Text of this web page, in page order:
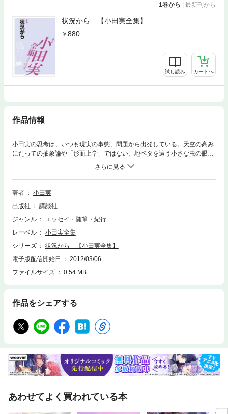
1巻から | 最新刊から
状況から 【小田実全集】
880
試し読み カートへ
作品情報
小田実の思考は、いつも現実の事態、問題から出発している。天空の高み
にたっての抽象論や「形而上学」ではない、地ベタを這う小さな虫の眼を
天空のきわみまで高めたいという、祈りにも似た思想である。市場の「思
想者」の靴屋との対話に自分の思考の根をおいたソクラテスのように、小
田は「知的遊び」を好む「哲学者」よりも、時代を生みだす「状況」の中
で格闘するひとりの「思想者」であろうとした。本書は１９７３年、「法
著者
小田実
出版社
講談社
ジャンル
エッセイ・随筆・紀行
レーベル
小田実全集
シリーズ
状況から 【小田実全集】
電子版配信開始日
2012/03/06
ファイルサイズ
0.54 MB
作品をシェアする
あわせてよく買われている本